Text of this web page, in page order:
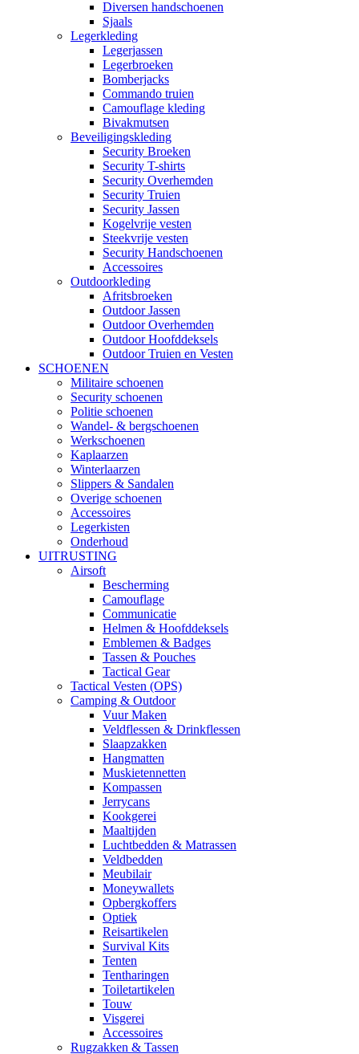
Diversen handschoenen
Sjaals
Legerkleding
Legerjassen
Legerbroeken
Bomberjacks
Commando truien
Camouflage kleding
Bivakmutsen
Beveiligingskleding
Security Broeken
Security T-shirts
Security Overhemden
Security Truien
Security Jassen
Kogelvrije vesten
Steekvrije vesten
Security Handschoenen
Accessoires
Outdoorkleding
Afritsbroeken
Outdoor Jassen
Outdoor Overhemden
Outdoor Hoofddeksels
Outdoor Truien en Vesten
SCHOENEN
Militaire schoenen
Security schoenen
Politie schoenen
Wandel- & bergschoenen
Werkschoenen
Kaplaarzen
Winterlaarzen
Slippers & Sandalen
Overige schoenen
Accessoires
Legerkisten
Onderhoud
UITRUSTING
Airsoft
Bescherming
Camouflage
Communicatie
Helmen & Hoofddeksels
Emblemen & Badges
Tassen & Pouches
Tactical Gear
Tactical Vesten (OPS)
Camping & Outdoor
Vuur Maken
Veldflessen & Drinkflessen
Slaapzakken
Hangmatten
Muskietennetten
Kompassen
Jerrycans
Kookgerei
Maaltijden
Luchtbedden & Matrassen
Veldbedden
Meubilair
Moneywallets
Opbergkoffers
Optiek
Reisartikelen
Survival Kits
Tenten
Tentharingen
Toiletartikelen
Touw
Visgerei
Accessoires
Rugzakken & Tassen